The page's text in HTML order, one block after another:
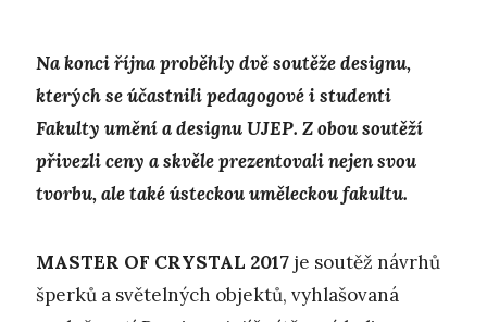
Na konci října proběhly dvě soutěže designu,
kterých se účastnili pedagogové i studenti
Fakulty umění a designu UJEP. Z obou soutěží
přivezli ceny a skvěle prezentovali nejen svou
tvorbu, ale také ústeckou uměleckou fakultu.
MASTER OF CRYSTAL 2017 je soutěž návrhů
šperků a světelných objektů, vyhlašovaná